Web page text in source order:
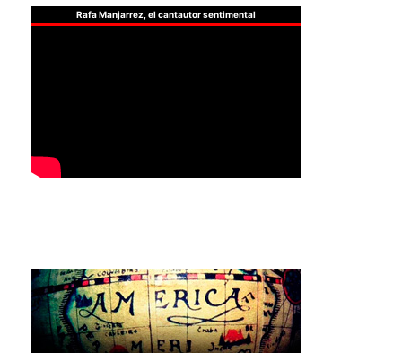
Rafa Manjarrez, el cantautor sentimental